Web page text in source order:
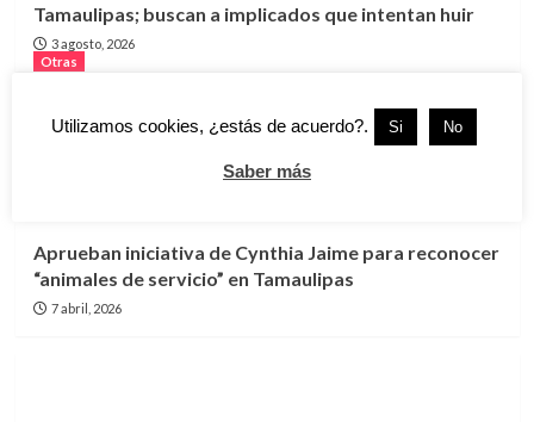
Tamaulipas; buscan a implicados que intentan huir
3 agosto, 2026
Otras
Inaugura gobierno de ciudad madero módulo de
afiliación al IMSS-bienestar en la colonia Tinaco
Aprueban iniciativa de Cynthia Jaime para reconocer
“animales de servicio” en Tamaulipas
7 abril, 2026
Utilizamos cookies, ¿estás de acuerdo?. Si No
Saber más